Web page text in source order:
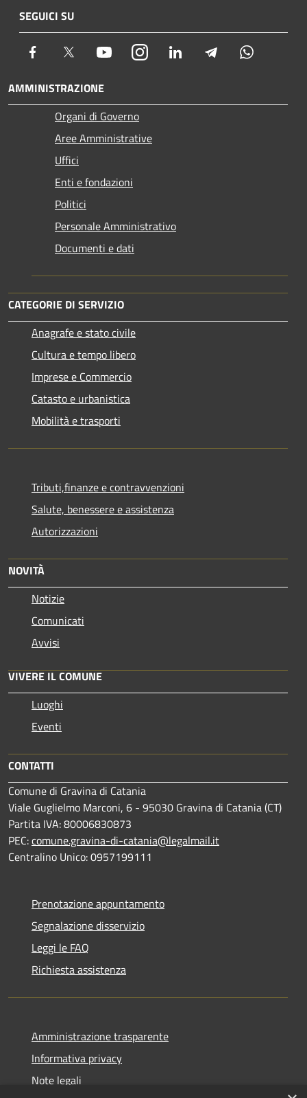
SEGUICI SU
Facebook Twitter YoutubeInstagram LinkedIn Telegram
AMMINISTRAZIONE
Organi di Governo
Aree Amministrative
Uffici
Enti e fondazioni
Politici
Personale Amministrativo
Documenti e dati
CATEGORIE DI SERVIZIO
Anagrafe e stato civile
Cultura e tempo libero
Imprese e Commercio
Catasto e urbanistica
Mobilità e trasporti
Tributi,finanze e contravvenzioni
Salute, benessere e assistenza
Autorizzazioni
NOVITÀ
Notizie
Comunicati
Avvisi
VIVERE IL COMUNE
Luoghi
Eventi
CONTATTI
Comune di Gravina di Catania
Viale Guglielmo Marconi, 6 - 95030 Gravina di Catania (CT)
Partita IVA: 80006830873
PEC:comune.gravina-di-catania@legalmail.it
Centralino Unico: 0957199111
Prenotazione appuntamento
Segnalazione disservizio
Leggi le FAQ
Richiesta assistenza
Amministrazione trasparente
Informativa privacy
Note legali